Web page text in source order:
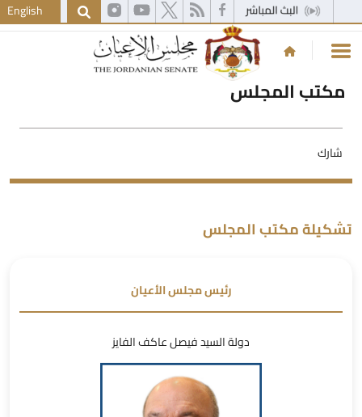
English
مكتب المجلس
شارك
تشكيلة مكتب المجلس
رئيس مجلس الأعيان
دولة السيد فيصل عاكف الفايز